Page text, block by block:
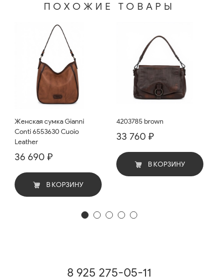
ПОХОЖИЕ ТОВАРЫ
Женская сумка Gianni
Conti 6553630 Cuoio
Leather
36 690 ₽
В КОРЗИНУ
4203785 brown
33 760 ₽
В КОРЗИНУ
8 925 275-05-11